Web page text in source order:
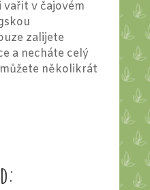
vařit v čajovém
zalijete
a necháte celý
několikrát